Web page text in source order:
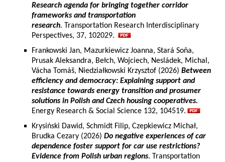
Research agenda for bringing together corridor
frameworks and transportation
research. Transportation Research Interdisciplinary
Perspectives, 37, 102029.
Frankowski Jan, Mazurkiewicz Joanna, Stará Soňa,
Prusak Aleksandra, Bełch, Wojciech, Nesládek, Michal,
Vácha Tomáš, Niedziałkowski Krzysztof (2026) Between
efficiency and democracy: Explaining support and
resistance towards energy transition and prosumer
solutions in Polish and Czech housing cooperatives.
Energy Research & Social Science 132, 104519.
Krysiński Dawid, Schmidt Filip, Czepkiewicz Michał,
Brudka Cezary (2026) Do negative experiences of car
dependence foster support for car use restrictions?
Evidence from Polish urban regions. Transportation